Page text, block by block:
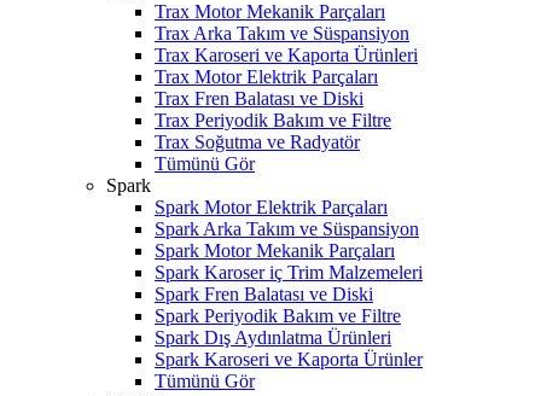
Trax Motor Mekanik Parçaları
Trax Arka Takım ve Süspansiyon
Trax Karoseri ve Kaporta Ürünleri
Trax Motor Elektrik Parçaları
Trax Fren Balatası ve Diski
Trax Periyodik Bakım ve Filtre
Trax Soğutma ve Radyatör
Tümünü Gör
Spark
Spark Motor Elektrik Parçaları
Spark Arka Takım ve Süspansiyon
Spark Motor Mekanik Parçaları
Spark Karoser iç Trim Malzemeleri
Spark Fren Balatası ve Diski
Spark Periyodik Bakım ve Filtre
Spark Dış Aydınlatma Ürünleri
Spark Karoseri ve Kaporta Ürünler
Tümünü Gör